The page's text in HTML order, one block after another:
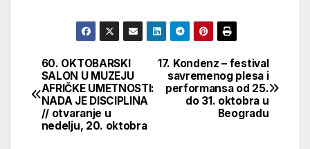
Кретање
чланка
17. Kondenz – festival
savremenog plesa i
performansa od 25.
do 31. oktobra u
Beogradu
60. OKTOBARSKI
SALON U MUZEJU
AFRIČKE UMETNOSTI:
NADA JE DISCIPLINA
// otvaranje u
nedelju, 20. oktobra